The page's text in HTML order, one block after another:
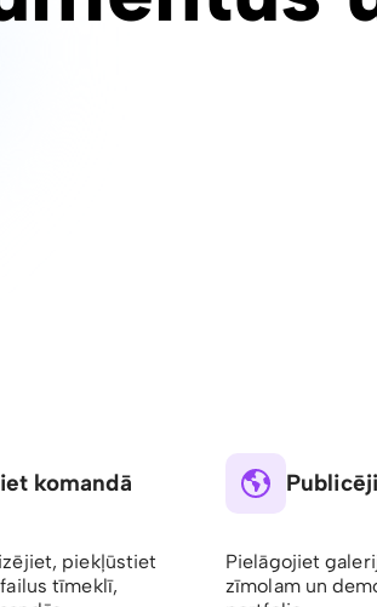
komandā
piekļūstiet
tīmeklī,
Pielāgojiet
zīmolam un